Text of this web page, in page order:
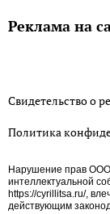
Реклама на
Свидетельство о
Политика
Нарушение прав ООО
интеллектуальной
https://cyrillitsa.ru/,
действующим